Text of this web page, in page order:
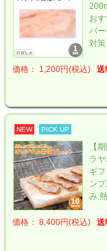
お
バ
対
価格： 1,200円(税込) 送
NEW PICK UP
【
ラ
ギ
ン
み
価格： 8,400円(税込) 送